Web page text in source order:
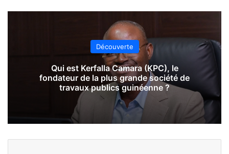
Découverte
Qui est Kerfalla Camara (KPC), le
fondateur de la plus grande société de
travaux publics guinéenne ?